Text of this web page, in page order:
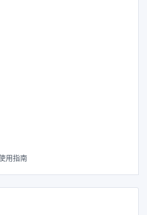
用指南